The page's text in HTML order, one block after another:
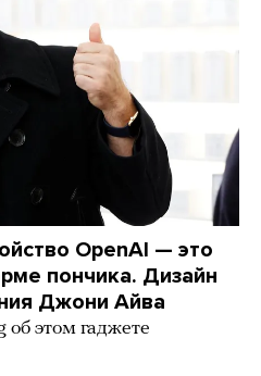
OpenAI — это
пончика. Дизайн
Джони Айва
об этом гаджете